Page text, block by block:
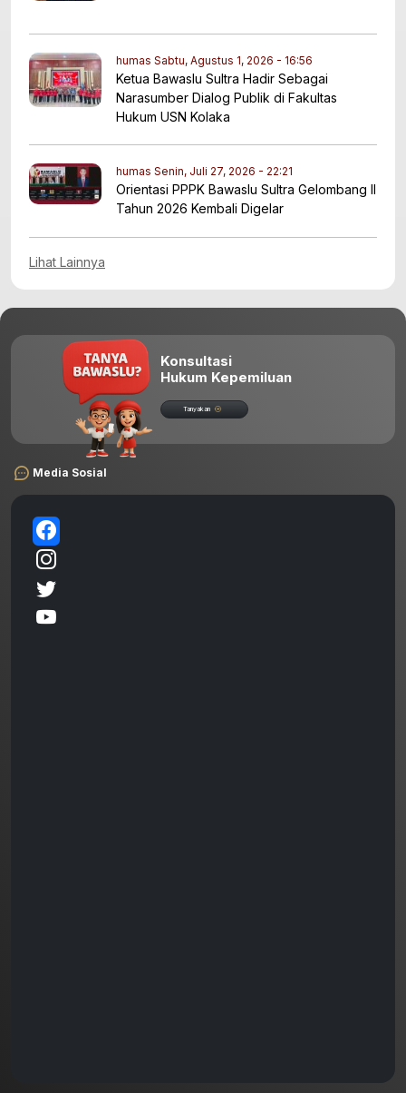
humas Sabtu, Agustus 1, 2026 - 16:56
Ketua Bawaslu Sultra Hadir Sebagai
Narasumber Dialog Publik di Fakultas
Hukum USN Kolaka
humas Senin, Juli 27, 2026 - 22:21
Orientasi PPPK Bawaslu Sultra Gelombang II
Tahun 2026 Kembali Digelar
Lihat Lainnya
Media Sosial
Konsultasi
Hukum Kepemiluan
Tanyakan